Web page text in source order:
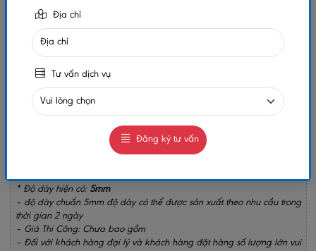
0984032156
MUA NGAY
GIAO HÀNG COD TOÀN QUỐC
GỌI CHO TÔI
* Độ dày hiện có: 5mm
– độ dày chuẩn 5mm độ dày có thể được sản xuất theo nhu cầu trong
thời gian 2 ngày
– Giá Thi Công: Chưa bao gồm
– Đối với khách hàng đại lý và khách hàng đặt hàng số lượng lớn vui
Địa chỉ
Tư vấn dịch vụ
Đăng ký tư vấn